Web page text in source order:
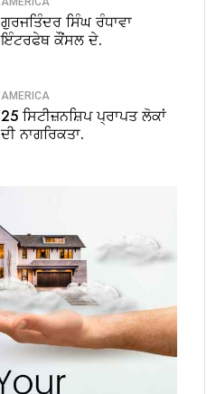
ਗੁਰਜਤਿੰਦਰ ਸਿੰਘ ਰੰਧਾਵਾ
ਇੰਟਰਫੇਥ ਕੌਂਸਲ ਦੇ.
AMERICA
25 ਸਿਟੀਜ਼ਨਸ਼ਿਪ ਪ੍ਰਾਪਤ ਲੋਕਾਂ
ਦੀ ਨਾਗਰਿਕਤਾ.